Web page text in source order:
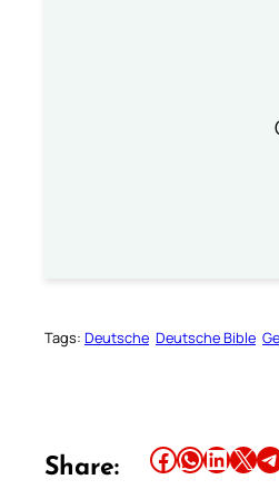
Tags: Deutsche Deutsche Bible
Share: Share this article on Facebook Share this article on WhatsApp Share this article on LinkedIn Share this article on X Share this article on Telegram